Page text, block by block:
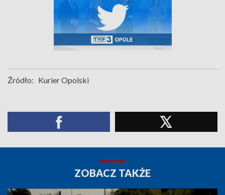
Źródło: Kurier Opolski
ZOBACZ TAKŻE